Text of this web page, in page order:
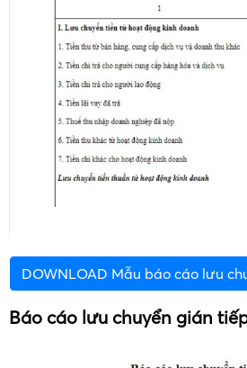
DOWNLOAD Mẫu báo cáo lưu
Báo cáo lưu chuyển gián